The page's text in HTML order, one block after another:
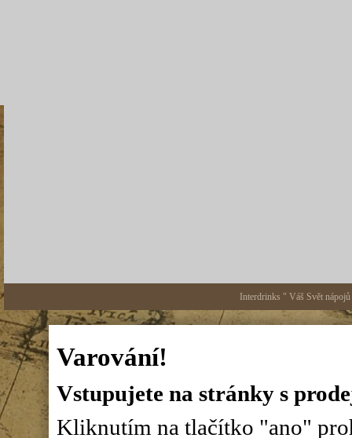
Interdrinks " Váš Svět
Varování!
Vstupujete na stránky s
Kliknutím na tlačítko "ano"